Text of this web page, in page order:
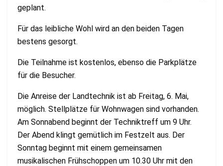
geplant.
Für das leibliche Wohl wird an den beiden Tagen
bestens gesorgt.
Die Teilnahme ist kostenlos, ebenso die Parkplätze
für die Besucher.
Die Anreise der Landtechnik ist ab Freitag, 6. Mai,
möglich. Stellplätze für Wohnwagen sind vorhanden.
Am Sonnabend beginnt der Techniktreff um 9 Uhr.
Der Abend klingt gemütlich im Festzelt aus. Der
Sonntag beginnt mit einem gemeinsamen
musikalischen Frühschoppen um 10.30 Uhr mit den